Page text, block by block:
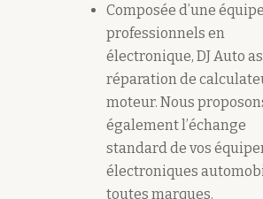
Composée d’une
professionnels en
électronique, DJ Auto
réparation de
moteur. Nous
également l’échange
standard de vos
électroniques
toutes marques.